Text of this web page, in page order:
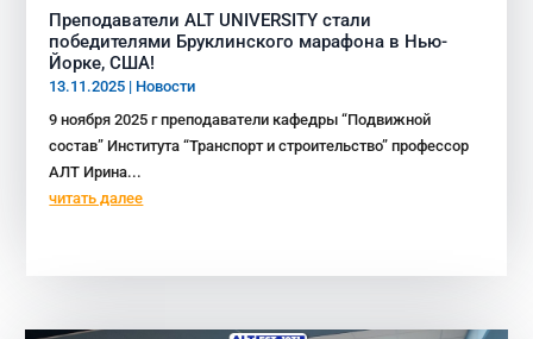
Преподаватели ALT UNIVERSITY стали
победителями Бруклинского марафона в Нью-
Йорке, США!
13.11.2025 | Новости
9 ноября 2025 г преподаватели кафедры “Подвижной
состав” Института “Транспорт и строительство” профессор
АЛТ Ирина...
читать далее